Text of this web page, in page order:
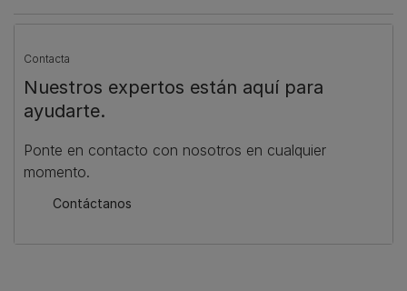
Contacta
Nuestros expertos están aquí para
ayudarte.
Ponte en contacto con nosotros en cualquier
momento.
Contáctanos